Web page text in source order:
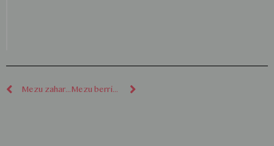
Mezu zaharragoak Mezu berriagoak